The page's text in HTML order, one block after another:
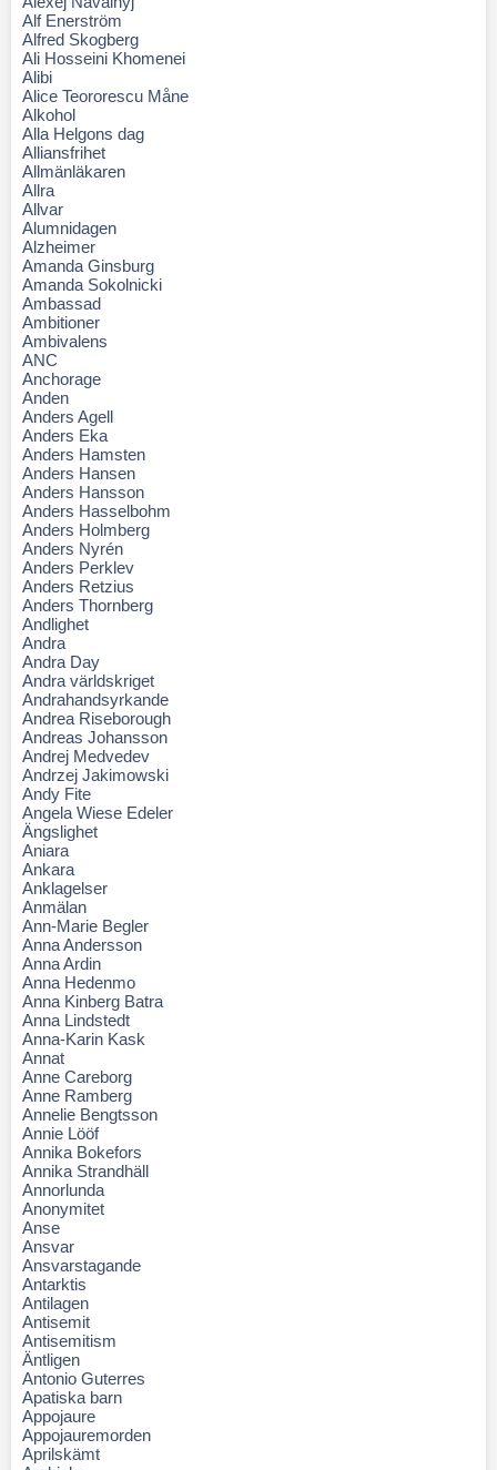
Alf Enerström
Alfred Skogberg
Ali Hosseini Khomenei
Alibi
Alice Teororescu Måne
Alkohol
Alla Helgons dag
Alliansfrihet
Allmänläkaren
Allra
Allvar
Alumnidagen
Alzheimer
Amanda Ginsburg
Amanda Sokolnicki
Ambassad
Ambitioner
Ambivalens
ANC
Anchorage
Anden
Anders Agell
Anders Eka
Anders Hamsten
Anders Hansen
Anders Hansson
Anders Hasselbohm
Anders Holmberg
Anders Nyrén
Anders Perklev
Anders Retzius
Anders Thornberg
Andlighet
Andra
Andra Day
Andra världskriget
Andrahandsyrkande
Andrea Riseborough
Andreas Johansson
Andrej Medvedev
Andrzej Jakimowski
Andy Fite
Angela Wiese Edeler
Ängslighet
Aniara
Ankara
Anklagelser
Anmälan
Ann-Marie Begler
Anna Andersson
Anna Ardin
Anna Hedenmo
Anna Kinberg Batra
Anna Lindstedt
Anna-Karin Kask
Annat
Anne Careborg
Anne Ramberg
Annelie Bengtsson
Annie Lööf
Annika Bokefors
Annika Strandhäll
Annorlunda
Anonymitet
Anse
Ansvar
Ansvarstagande
Antarktis
Antilagen
Antisemit
Antisemitism
Äntligen
Antonio Guterres
Apatiska barn
Appojaure
Appojauremorden
Aprilskämt